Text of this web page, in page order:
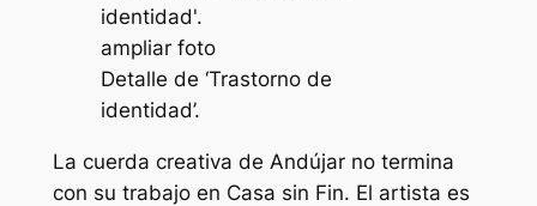
ampliar foto
Detalle de ‘Trastorno de
identidad’.
La cuerda creativa de Andújar no termina
con su trabajo en Casa sin Fin. El artista es